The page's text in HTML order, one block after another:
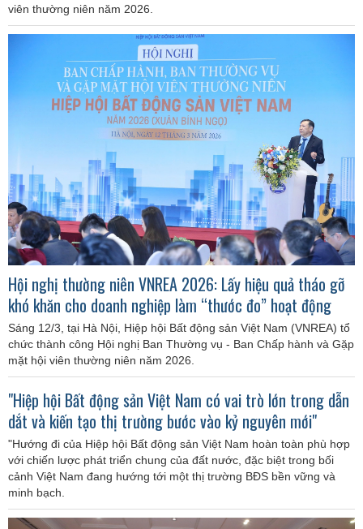
viên thường niên năm 2026.
Hội nghị thường niên VNREA 2026: Lấy hiệu quả tháo gỡ
khó khăn cho doanh nghiệp làm “thước đo” hoạt động
Sáng 12/3, tại Hà Nội, Hiệp hội Bất động sản Việt Nam (VNREA) tổ
chức thành công Hội nghị Ban Thường vụ - Ban Chấp hành và Gặp
mặt hội viên thường niên năm 2026.
"Hiệp hội Bất động sản Việt Nam có vai trò lớn trong dẫn
dắt và kiến tạo thị trường bước vào kỷ nguyên mới"
"Hướng đi của Hiệp hội Bất động sản Việt Nam hoàn toàn phù hợp
với chiến lược phát triển chung của đất nước, đặc biệt trong bối
cảnh Việt Nam đang hướng tới một thị trường BĐS bền vững và
minh bạch.